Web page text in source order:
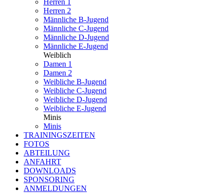
Herren 1
Herren 2
Männliche B-Jugend
Männliche C-Jugend
Männliche D-Jugend
Männliche E-Jugend
Weiblich
Damen 1
Damen 2
Weibliche B-Jugend
Weibliche C-Jugend
Weibliche D-Jugend
Weibliche E-Jugend
Minis
Minis
TRAININGSZEITEN
FOTOS
ABTEILUNG
ANFAHRT
DOWNLOADS
SPONSORING
ANMELDUNGEN